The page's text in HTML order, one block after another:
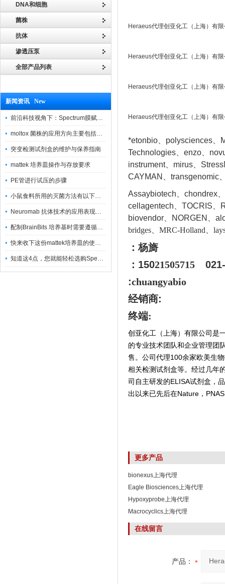
DNA和细胞
菌株
抗体
渗透压泵
全部产品列表
新闻资讯 New
前沿科技视角下：Spectrum膜赋能精密制造
moltox 菌株的应用方向主要包括以下几个方面
突变检测试剂盒的维护与保养指南
mattek 培养皿操作与存放要求
PE管进行试压的步骤
小鼠食料所用的灭菌方法有以下三种
Neuromab 抗体技术的应用表现在这几方面
配制BrainBits 培养基时需要遵循的原则
快来收下这份mattek培养皿的使用指南
知道这4点，您就能轻松选购Spectrum 膜
Heraeus代理创亚化工（上海）有
Heraeus代理创亚化工（上海）有
Heraeus代理创亚化工（上海）有
Heraeus代理创亚化工（上海）有
*etonbio、polysciences、
Technologies、enzo、
instrument、mirus、
CAYMAN、transgenomic
Assaybiotech、chondrex
cellagentech、TOCRIS、
biovendor、NORGEN、a
bridges、MRC-Holland、
：杨旖
：15021505715
021-
:chuangyabio
经销商:
终端:
创亚化工（上海）有限公司是
的专业技术团队和企业管理团
售。公司代理100余家欧美生
相关检测试剂盒等。经过几年
司自主研发的ELISA试剂盒，
出以来已先后在Nature，
更多产品
bionexus上海代理
Eagle Biosciences上海代理
Hypoxyprobe上海代理
Macrocyclics上海代理
在线留言
产品：